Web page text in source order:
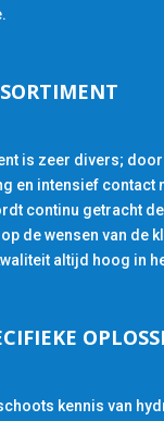
is zeer divers;
en intensief contact
continu getracht
de wensen van de
altijd hoog in
kennis van